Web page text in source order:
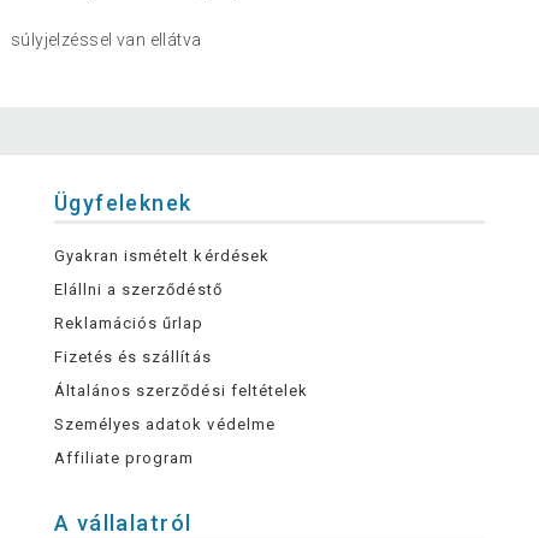
súlyjelzéssel van ellátva
Ügyfeleknek
Gyakran ismételt kérdések
Elállni a szerződéstő
Reklamációs űrlap
Fizetés és szállítás
Általános szerződési feltételek
Személyes adatok védelme
Affiliate program
A vállalatról